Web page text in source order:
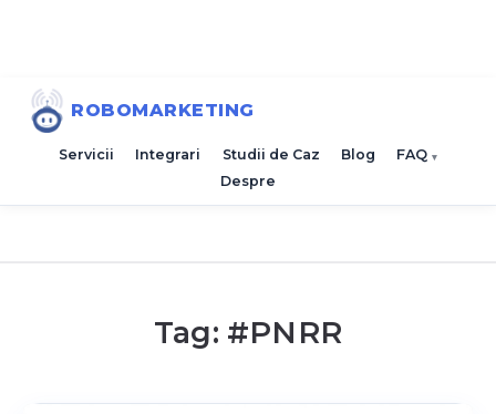
ROBOMARKETING
Servicii Integrari Studii de Caz Blog
FAQ
Despre
Tag: #PNRR